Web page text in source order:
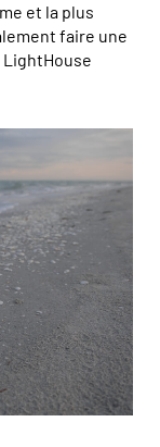
et la plus
faire une